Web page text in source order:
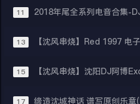
11 2018年尾全系列电音合集-
13
15
17 缔造沈城神话 谱写原创乐